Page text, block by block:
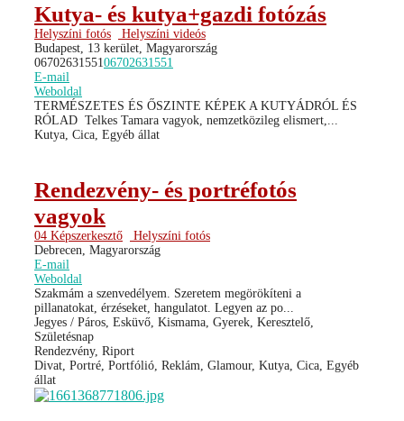
Kutya- és kutya+gazdi fotózás
Helyszíni fotós
Helyszíni videós
Budapest, 13 kerület, Magyarország
06702631551 06702631551
E-mail
Weboldal
TERMÉSZETES ÉS ŐSZINTE KÉPEK A KUTYÁDRÓL ÉS
RÓLAD ​ Telkes Tamara vagyok, nemzetközileg elismert,...
Kutya, Cica, Egyéb állat
Rendezvény- és portréfotós
vagyok
04 Képszerkesztő
Helyszíni fotós
Debrecen, Magyarország
E-mail
Weboldal
Szakmám a szenvedélyem. Szeretem megörökíteni a
pillanatokat, érzéseket, hangulatot. Legyen az po...
Jegyes / Páros, Esküvő, Kismama, Gyerek, Keresztelő,
Születésnap
Rendezvény, Riport
Divat, Portré, Portfólió, Reklám, Glamour, Kutya, Cica, Egyéb
állat